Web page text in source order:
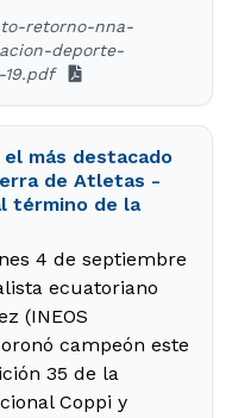
retorno-nna-
deporte-
19.pdf
el más destacado
de Atletas -
término de la
4 de septiembre
ecuatoriano
(INEOS
campeón este
35 de la
Coppi y